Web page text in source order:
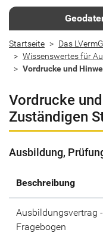
Startseite Das
Wissenswertes für
Vordrucke und
Vordrucke
Zuständigen
Ausbildung,
Beschreibung
Ausbildungsvertrag
Fragebogen